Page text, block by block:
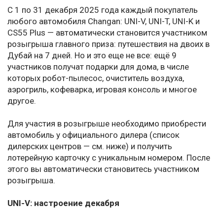
С 1 по 31 декабря 2025 года каждый покупатель
любого автомобиля Changan: UNI-V, UNI-T, UNI-K и
CS55 Plus — автоматически становится участником
розыгрыша главного приза: путешествия на двоих в
Дубай на 7 дней. Но и это еще не все: ещё 9
участников получат подарки для дома, в числе
которых робот-пылесос, очиститель воздуха,
аэрогриль, кофеварка, игровая консоль и многое
другое.
Для участия в розыгрыше необходимо приобрести
автомобиль у официального дилера (список
дилерских центров — см. ниже) и получить
лотерейную карточку с уникальным номером. После
этого вы автоматически становитесь участником
розыгрыша.
UNI-V: настроение декабря